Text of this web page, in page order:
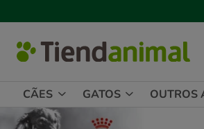
CÃES GATOS OUTROS